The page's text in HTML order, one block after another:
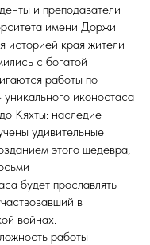
и преподаватели
имени Доржи
историей края жители
с богатой
работы по
иконостаса
Кяхты: наследие
удивительные
этого шедевра,
будет прославлять
в
войнах.
работы